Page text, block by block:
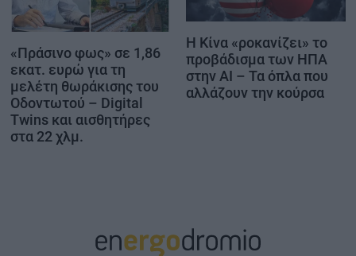
«Πράσινο φως» σε 1,86
εκατ. ευρώ για τη
μελέτη θωράκισης του
Οδοντωτού – Digital
Twins και αισθητήρες
στα 22 χλμ.
Η Κίνα «ροκανίζει» το
προβάδισμα των ΗΠΑ
στην AI – Τα όπλα που
αλλάζουν την κούρσα